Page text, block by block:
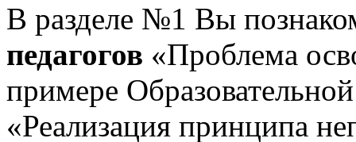
В разделе №1 Вы
педагогов «Проблема
примере
«Реализация принципа